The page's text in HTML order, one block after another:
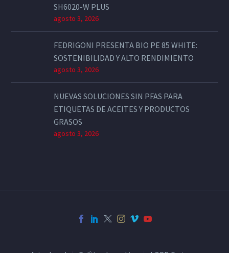
SH6020-W PLUS
agosto 3, 2026
FEDRIGONI PRESENTA BIO PE 85 WHITE:
SOSTENIBILIDAD Y ALTO RENDIMIENTO
agosto 3, 2026
NUEVAS SOLUCIONES SIN PFAS PARA
ETIQUETAS DE ACEITES Y PRODUCTOS
GRASOS
agosto 3, 2026